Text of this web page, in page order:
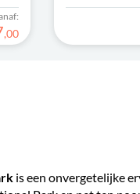
,00
is een onvergetelijke